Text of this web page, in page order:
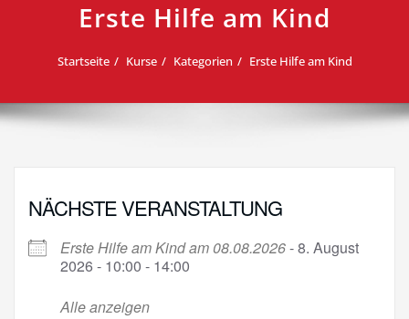
Erste Hilfe am Kind
Startseite Kurse Kategorien Erste Hilfe am Kind
NÄCHSTE VERANSTALTUNG
Erste Hilfe am Kind am 08.08.2026- 8. August
2026 - 10:00 - 14:00
Alle anzeigen